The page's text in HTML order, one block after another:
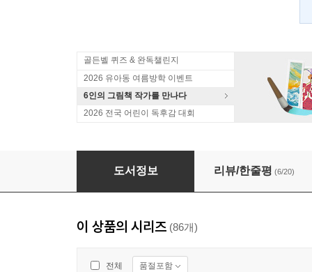
골든벨 퀴즈 & 완독챌린지
2026 유아동 여름방학 이벤트
6인의 그림책 작가를 만나다
2026 전국 어린이 독후감 대회
마법천자문 28
도서정보 리뷰/한줄평 (6/20)
이 상품의 시리즈 (86개)
전체 품절포함